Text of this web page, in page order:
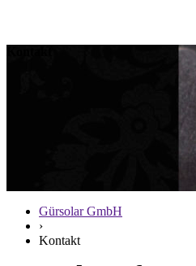
Gürsolar GmbH
›
Kontakt